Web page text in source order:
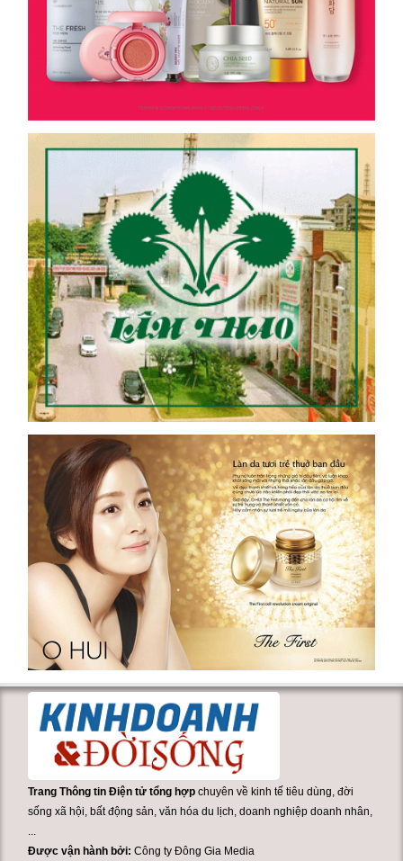
Trang Thông tin Điện tử tổng hợp chuyên về kinh tế tiêu dùng, đời
sống xã hội, bất động sản, văn hóa du lịch, doanh nghiệp doanh nhân,
...
Được vận hành bởi:Công ty Đông Gia Media